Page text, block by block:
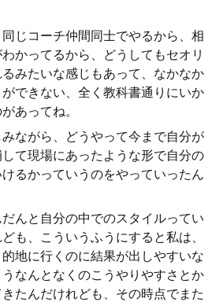
じコーチ仲間同士でやるから、相
かってるから、どうしてもセオリ
みたいな感じもあって、なかなか
できない、全く教科書通りにいか
あってね。
ながら、どうやって今まで自分が
て現場にあったような形で自分の
るかっていうのをやっていったん
んと自分の中でのスタイルってい
も、こういうふうにすると私は、
地に行くのに結果が出しやすいな
なんとなくのこうやりやすさとか
たんだけれども、その時点でまた